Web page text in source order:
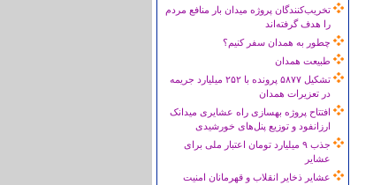
تخریب‌کنندگان پروژه میدان بار منافع مردم
را هدف گرفته‌اند
چطور به همدان سفر کنیم؟
طبیعت همدان
تشکیل ۵۸۷۷ پرونده با ۲۵۲ میلیارد جریمه
در تعزیرات همدان
افتتاح پروژه بهسازی راه عشایری میدانک
ارزانفود و توزیع پنل‌های خورشیدی
جذب ۹ میلیارد تومان اعتبار ملی برای
عشایر
عشایر ذخایر انقلاب و قهرمانان امنیت